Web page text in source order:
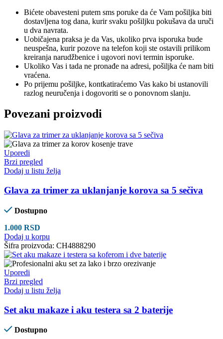
Bićete obavesteni putem sms poruke da će Vam pošiljka biti
dostavljena tog dana, kurir svaku pošiljku pokušava da uruči
u dva navrata.
Uobičajena praksa je da Vas, ukoliko prva isporuka bude
neuspešna, kurir pozove na telefon koji ste ostavili prilikom
kreiranja narudžbenice i ugovori novi termin isporuke.
Ukoliko Vas i tada ne pronađe na adresi, pošiljka će nam biti
vraćena.
Po prijemu pošiljke, kontkatiraćemo Vas kako bi ustanovili
razlog neuručenja i dogovoriti se o ponovnom slanju.
Povezani proizvodi
Uporedi
Brzi pregled
Dodaj u listu želja
Glava za trimer za uklanjanje korova sa 5 sečiva
Dostupno
1.000 RSD
Dodaj u korpu
Šifra proizvoda: CH4888290
Uporedi
Brzi pregled
Dodaj u listu želja
Set aku makaze i aku testera sa 2 baterije
Dostupno